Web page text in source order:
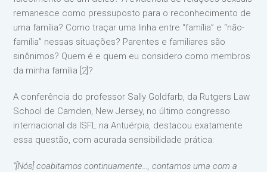
remanesce como pressuposto para o reconhecimento de
uma família? Como traçar uma linha entre “família” e “não-
família” nessas situações? Parentes e familiares são
sinônimos? Quem é e quem eu considero como membros
da minha família [2]?
A conferência do professor Sally Goldfarb, da Rutgers Law
School de Camden, New Jersey, no último congresso
internacional da ISFL na Antuérpia, destacou exatamente
essa questão, com acurada sensibilidade prática:
“[Nós] coabitamos continuamente…, contamos uma com a